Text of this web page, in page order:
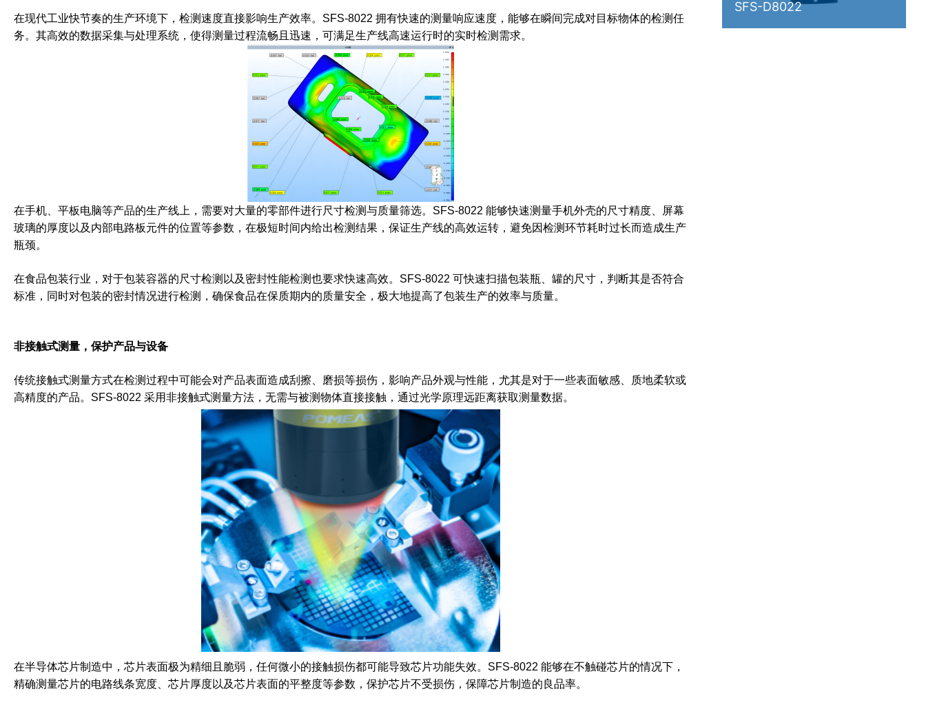
在现代工业快节奏的生产环境下，检测速度直接影响生产效率。SFS-8022 拥有快速的测量响应速度，能够在瞬间完成对目标物体的检测任
务。其高效的数据采集与处理系统，使得测量过程流畅且迅速，可满足生产线高速运行时的实时检测需求。
在手机、平板电脑等产品的生产线上，需要对大量的零部件进行尺寸检测与质量筛选。SFS-8022 能够快速测量手机外壳的尺寸精度、屏幕
玻璃的厚度以及内部电路板元件的位置等参数，在极短时间内给出检测结果，保证生产线的高效运转，避免因检测环节耗时过长而造成生产
瓶颈。
在食品包装行业，对于包装容器的尺寸检测以及密封性能检测也要求快速高效。SFS-8022 可快速扫描包装瓶、罐的尺寸，判断其是否符合
标准，同时对包装的密封情况进行检测，确保食品在保质期内的质量安全，极大地提高了包装生产的效率与质量。
非接触式测量，保护产品与设备
传统接触式测量方式在检测过程中可能会对产品表面造成刮擦、磨损等损伤，影响产品外观与性能，尤其是对于一些表面敏感、质地柔软或
高精度的产品。SFS-8022 采用非接触式测量方法，无需与被测物体直接接触，通过光学原理远距离获取测量数据。
在半导体芯片制造中，芯片表面极为精细且脆弱，任何微小的接触损伤都可能导致芯片功能失效。SFS-8022 能够在不触碰芯片的情况下，
精确测量芯片的电路线条宽度、芯片厚度以及芯片表面的平整度等参数，保护芯片不受损伤，保障芯片制造的良品率。
SFS-D8022